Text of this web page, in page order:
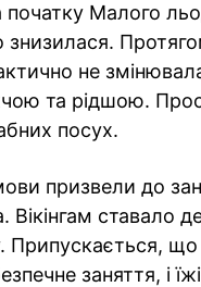
початку Малого
не
та рідшою.
посух.
призвели до
ставало
що
заняття, і